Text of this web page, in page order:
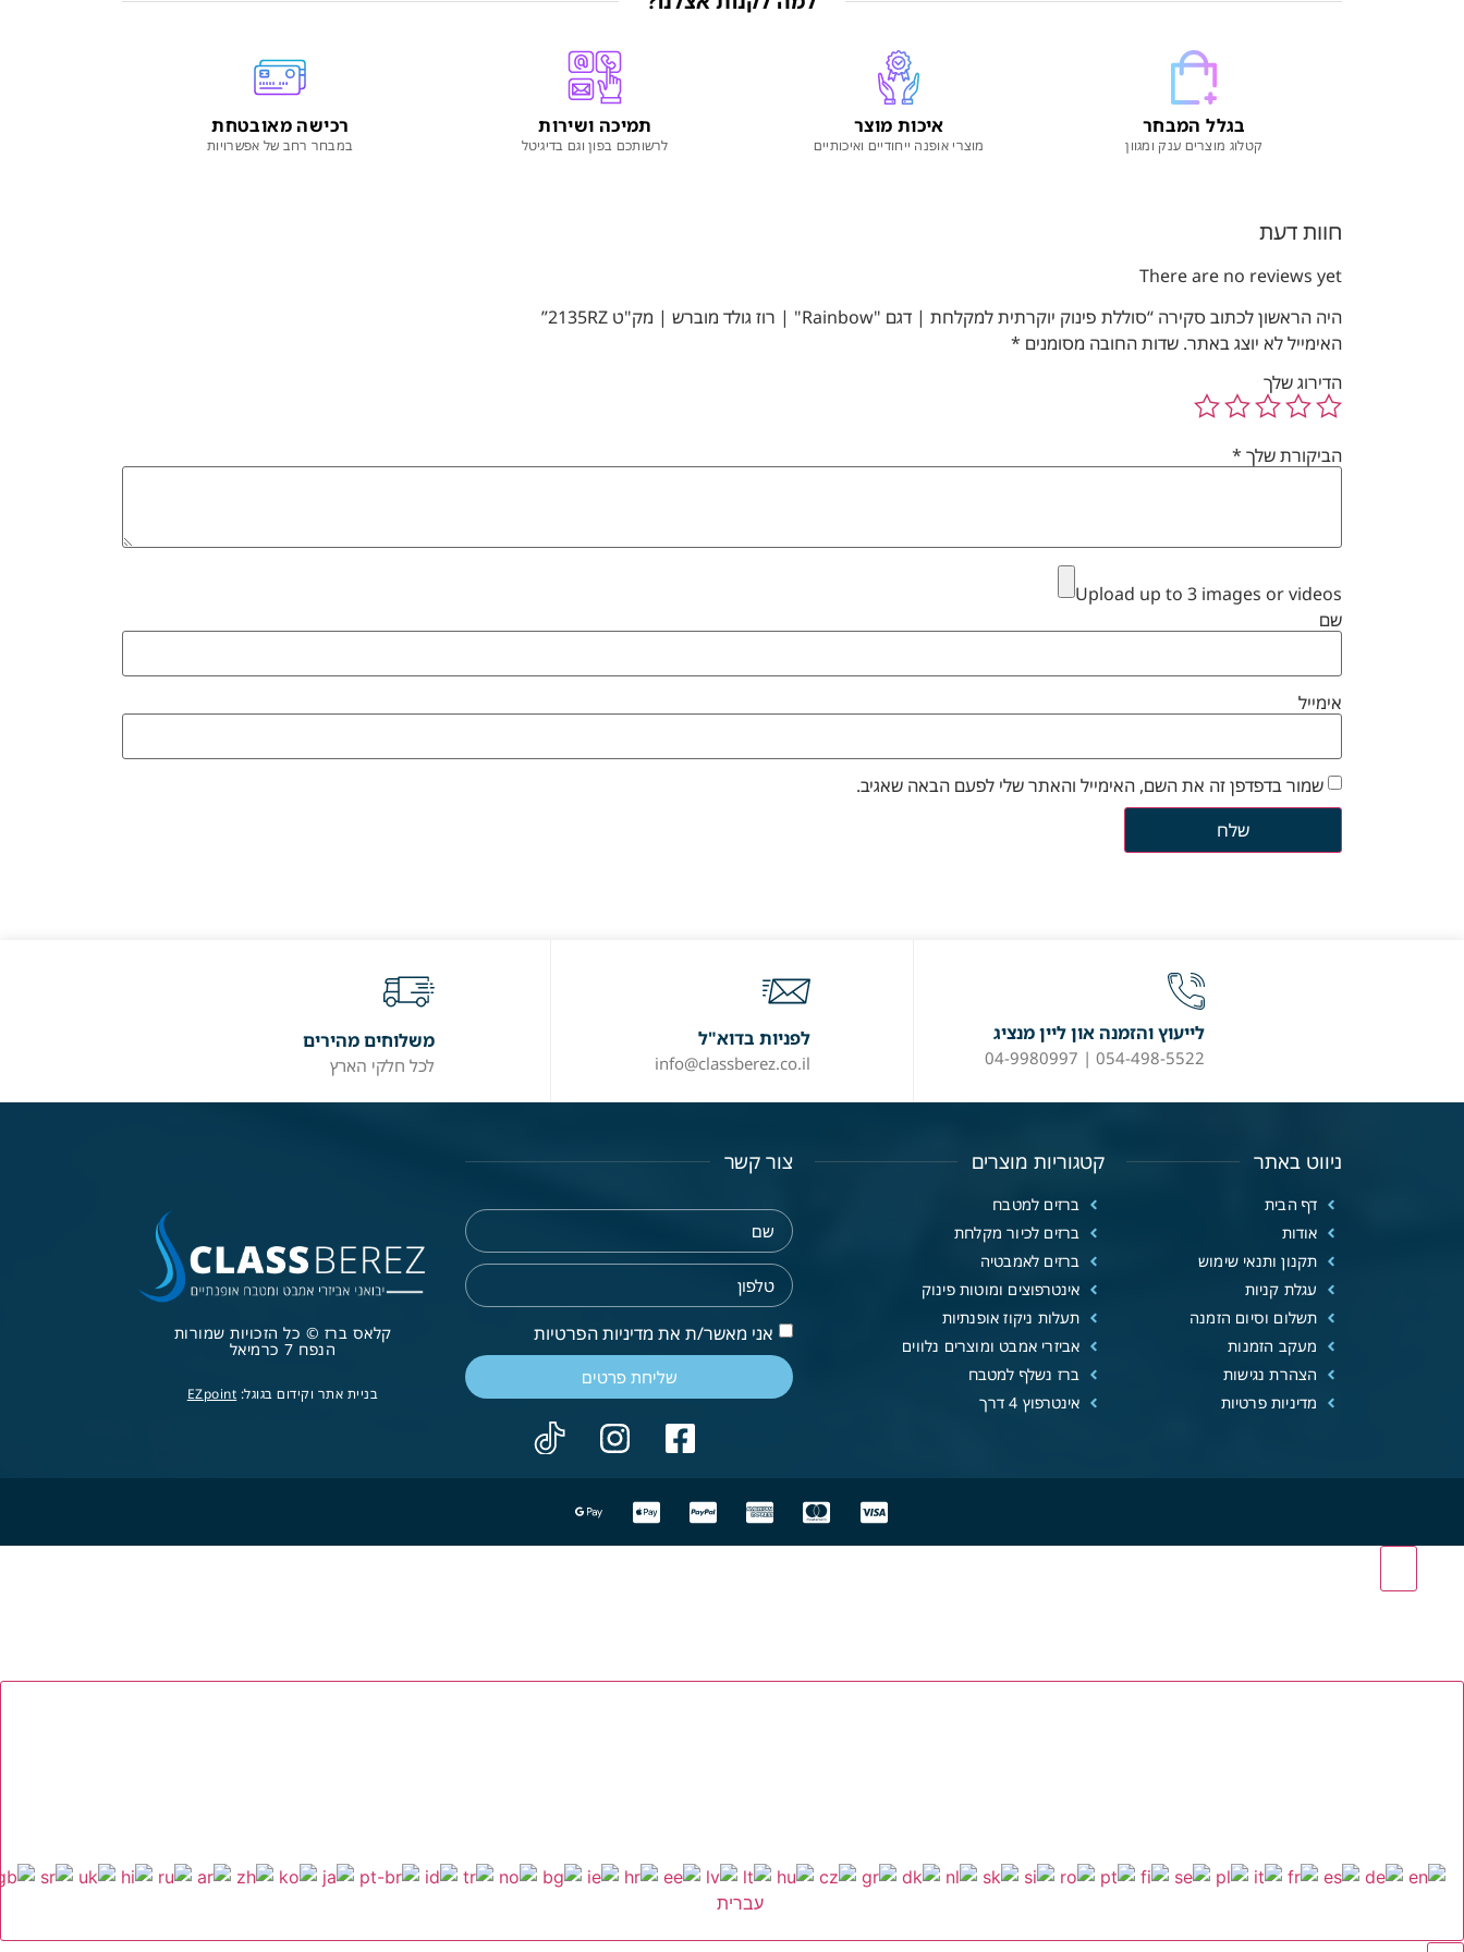
בגלל המבחר
קטלוג מוצרים ענק ומגוון
איכות מוצר
מוצרי אופנה ייחודיים ואיכותיים
תמיכה ושירות
לרשותכם בפון וגם בדיגיטל
רכישה מאובטחת
במבחר רחב של אפשרויות
חוות דעת
There are no reviews yet
היה הראשון לכתוב סקירה “סוללת פינוק יוקרתית למקלחת | דגם "Rainbow" | רוז גולד מוברש | מק"ט 2135RZ”
האימייל לא יוצג באתר. שדות החובה מסומנים *
הדירוג שלך
הביקורת שלך *
Upload up to 3 images or videos
שם
אימייל
שמור בדפדפן זה את השם, האימייל והאתר שלי לפעם הבאה שאגיב.
לייעוץ והזמנה און ליין מנציג
054-498-5522 | 04-9980997
לפניות בדוא"ל
info@classberez.co.il
משלוחים מהירים
לכל חלקי הארץ
ניווט באתר
דף הבית
אודות
תקנון ותנאי שימוש
עגלת קניות
תשלום וסיום הזמנה
מעקב הזמנות
הצהרת נגישות
מדיניות פרטיות
קטגוריות מוצרים
ברזים למטבח
ברזים לכיור מקלחת
ברזים לאמבטיה
אינטרפוצים ומוטות פינוק
תעלות ניקוז אופנתיות
אביזרי אמבט ומוצרים נלווים
ברז נשלף למטבח
אינטרפוץ 4 דרך
צור קשר
אני מאשר/ת את מדיניות הפרטיות
שליחת פרטים
קלאס ברז © כל הזכויות שמורות
הנפח 7 כרמיאל
בניית אתר וקידום בגוגל: EZpoint
עברית